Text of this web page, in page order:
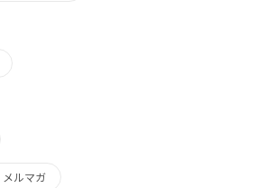
メルマガ